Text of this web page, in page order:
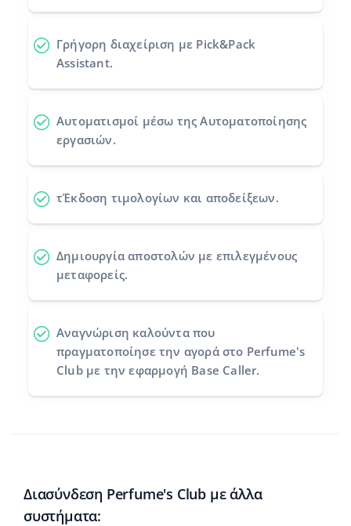
Γρήγορη διαχείριση με Pick&Pack
Assistant.
Αυτοματισμοί μέσω της Αυτοματοποίησης
εργασιών.
τΈκδοση τιμολογίων και αποδείξεων.
Δημιουργία αποστολών με επιλεγμένους
μεταφορείς.
Αναγνώριση καλούνταπου
πραγματοποίησε την αγορά στο Perfume's
Club με την εφαρμογή Base Caller.
Διασύνδεση Perfume's Club με άλλα
συστήματα: